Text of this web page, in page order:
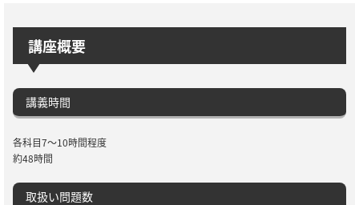
講座概要
講義時間
各科目7～10時間程度
約48時間
取扱い問題数